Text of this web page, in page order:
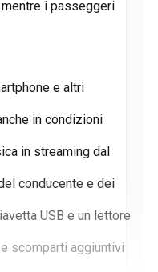
mentre i passeggeri
e altri
in condizioni
in streaming dal
conducente e dei
USB e un lettore
scomparti aggiuntivi